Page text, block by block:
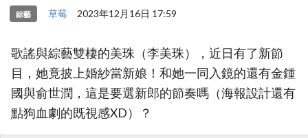
綜藝 草莓 2023年12月16日 17:59
歌謠與綜藝雙棲的美珠（李美珠），近日有了新節
目，她竟披上婚紗當新娘！和她一同入鏡的還有金鍾
國與俞世潤，這是要選新郎的節奏嗎（海報設計還有
點狗血劇的既視感XD）？